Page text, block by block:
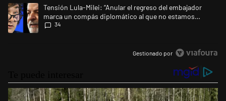
Un artículo de tendencia con el título "Tensión Lula-Milei: “Anular el
Tensión Lula-Milei: “Anular el regreso del embajador
marca un compás diplomático al que no estamos
acostumbrados"
34
Gestionado por